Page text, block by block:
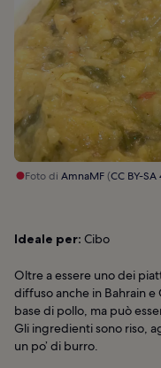
Foto di AmnaMF(CC BY-SA
Ideale per: Cibo
Oltre a essere uno dei
diffuso anche in Bahrain e
base di pollo, ma può
Gli ingredienti sono riso,
un po’ di burro.